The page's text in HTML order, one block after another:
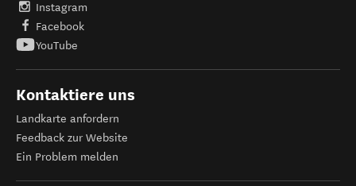
Instagram
Facebook
YouTube
Kontaktiere uns
Landkarte anfordern
Feedback zur Website
Ein Problem melden